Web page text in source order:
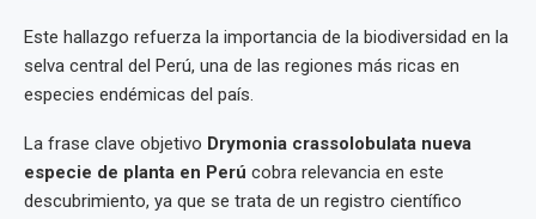
Este hallazgo refuerza la importancia de la biodiversidad en la
selva central del Perú, una de las regiones más ricas en
especies endémicas del país.
La frase clave objetivo Drymonia crassolobulata nueva
especie de planta en Perú cobra relevancia en este
descubrimiento, ya que se trata de un registro científico